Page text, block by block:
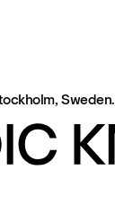
Sweden.